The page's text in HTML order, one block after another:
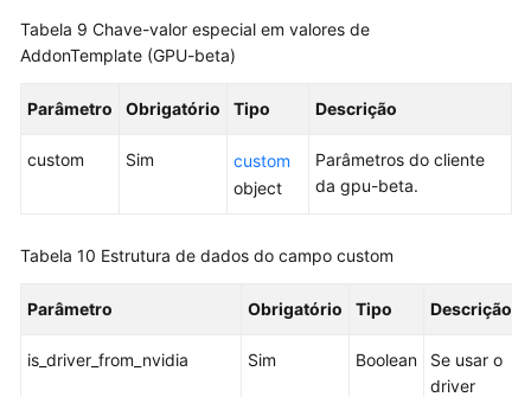
Tabela 9 Chave-valor especial em valores de
AddonTemplate (GPU-beta)
Parâmetro Obrigatório Tipo Descrição
custom Sim
custom
object
Parâmetros do cliente
da gpu-beta.
Tabela 10 Estrutura de dados do campo custom
Parâmetro Obrigatório Tipo Descrição
is_driver_from_nvidia Sim Boolean
Se usar o
driver